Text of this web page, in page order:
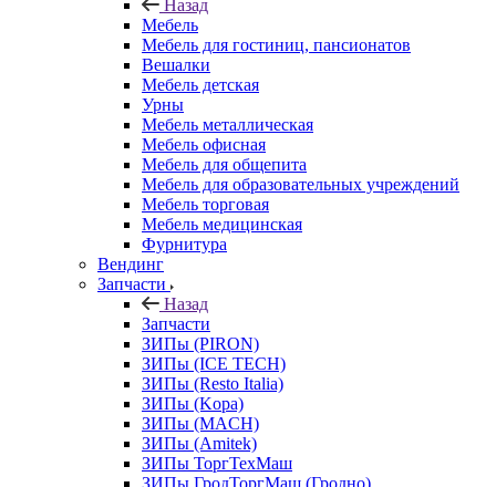
Назад
Мебель
Мебель для гостиниц, пансионатов
Вешалки
Мебель детская
Урны
Мебель металлическая
Мебель офисная
Мебель для общепита
Мебель для образовательных учреждений
Мебель торговая
Мебель медицинская
Фурнитура
Вендинг
Запчасти
Назад
Запчасти
ЗИПы (PIRON)
ЗИПы (ICE TECH)
ЗИПы (Resto Italia)
ЗИПы (Kopa)
ЗИПы (MACH)
ЗИПы (Amitek)
ЗИПы ТоргТехМаш
ЗИПы ГродТоргМаш (Гродно)